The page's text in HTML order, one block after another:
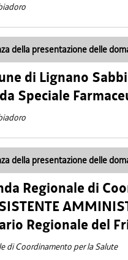
della presentazione delle
di Lignano
Speciale
della presentazione delle
Regionale di
Regionale del
di Coordinamento per la Salute